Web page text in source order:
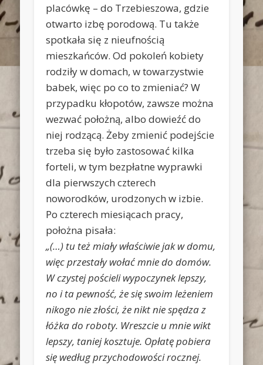
placówkę – do Trzebieszowa, gdzie
otwarto izbę porodową. Tu także
spotkała się z nieufnością
mieszkańców. Od pokoleń kobiety
rodziły w domach, w towarzystwie
babek, więc po co to zmieniać? W
przypadku kłopotów, zawsze można
wezwać położną, albo dowieźć do
niej rodzącą. Żeby zmienić podejście
trzeba się było zastosować kilka
forteli, w tym bezpłatne wyprawki
dla pierwszych czterech
noworodków, urodzonych w izbie.
Po czterech miesiącach pracy,
położna pisała:
„(…) tu też miały właściwie jak w domu,
więc przestały wołać mnie do domów.
W czystej pościeli wypoczynek lepszy,
no i ta pewność, że się swoim leżeniem
nikogo nie złości, że nikt nie spędza z
łóżka do roboty. Wreszcie u mnie wikt
lepszy, taniej kosztuje. Opłatę pobiera
się według przychodowości rocznej.